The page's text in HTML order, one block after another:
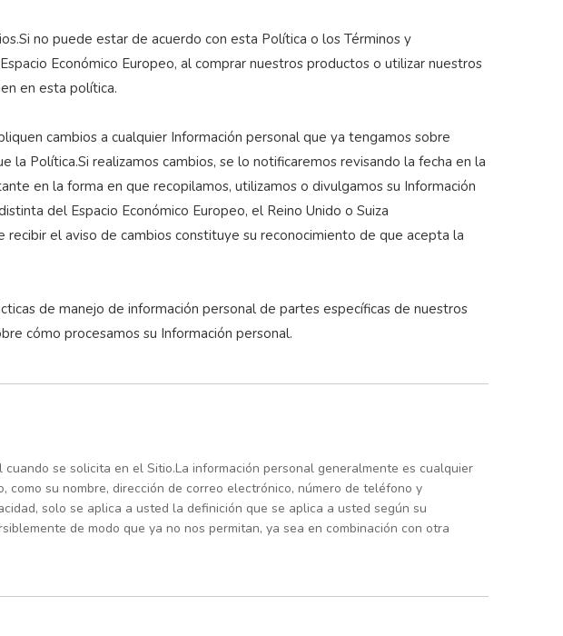
no puede estar de acuerdo con esta Política o los Términos y
Económico Europeo, al comprar nuestros productos o utilizar nuestros
en esta política.
cambios a cualquier Información personal que ya tengamos sobre
Política.Si realizamos cambios, se lo notificaremos revisando la fecha en la
en la forma en que recopilamos, utilizamos o divulgamos su Información
del Espacio Económico Europeo, el Reino Unido o Suiza
el aviso de cambios constituye su reconocimiento de que acepta la
de manejo de información personal de partes específicas de nuestros
cómo procesamos su Información personal.
se solicita en el Sitio.La información personal generalmente es cualquier
su nombre, dirección de correo electrónico, número de teléfono y
solo se aplica a usted la definición que se aplica a usted según su
de modo que ya no nos permitan, ya sea en combinación con otra